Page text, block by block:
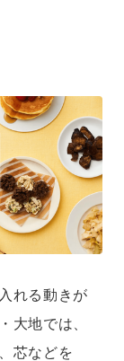
れる動きが
大地では、
芯などを